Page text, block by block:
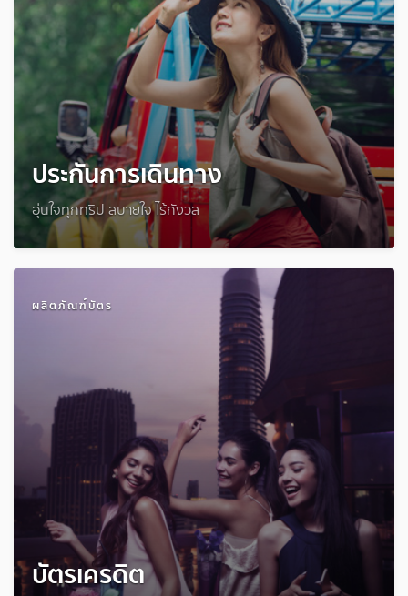
ประกันการเดินทาง
อุ่นใจทุกทริป สบายใจ ไร้กังวล
ผลิตภัณฑ์บัตร
บัตรเครดิต